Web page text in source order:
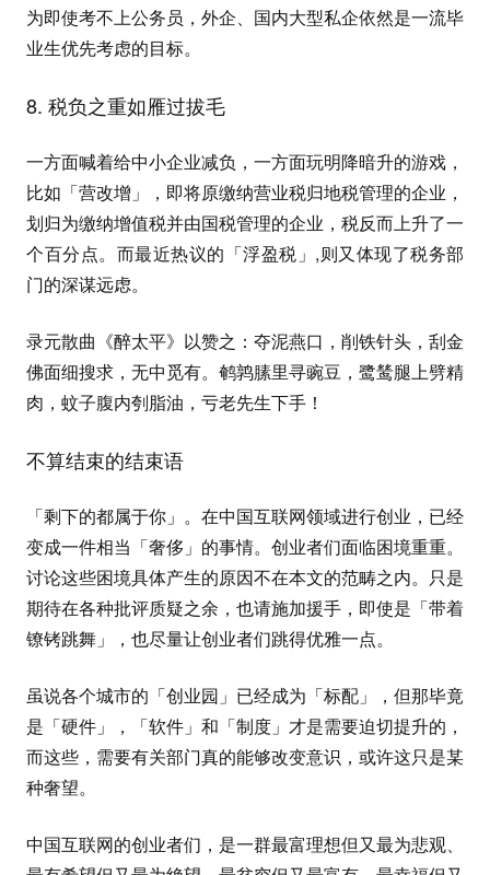
为即使考不上公务员，外企、国内大型私企依然是一流毕
业生优先考虑的目标。
8. 税负之重如雁过拔毛
一方面喊着给中小企业减负，一方面玩明降暗升的游戏，
比如「营改增」，即将原缴纳营业税归地税管理的企业，
划归为缴纳增值税并由国税管理的企业，税反而上升了一
个百分点。而最近热议的「浮盈税」,则又体现了税务部
门的深谋远虑。
录元散曲《醉太平》以赞之：夺泥燕口，削铁针头，刮金
佛面细搜求，无中觅有。鹌鹑膆里寻豌豆，鹭鸶腿上劈精
肉，蚊子腹内刳脂油，亏老先生下手！
不算结束的结束语
「剩下的都属于你」。在中国互联网领域进行创业，已经
变成一件相当「奢侈」的事情。创业者们面临困境重重。
讨论这些困境具体产生的原因不在本文的范畴之内。只是
期待在各种批评质疑之余，也请施加援手，即使是「带着
镣铐跳舞」，也尽量让创业者们跳得优雅一点。
虽说各个城市的「创业园」已经成为「标配」，但那毕竟
是「硬件」，「软件」和「制度」才是需要迫切提升的，
而这些，需要有关部门真的能够改变意识，或许这只是某
种奢望。
中国互联网的创业者们，是一群最富理想但又最为悲观、